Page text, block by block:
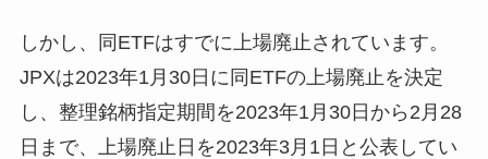
しかし、同ETFはすでに上場廃止されています。
JPXは2023年1月30日に同ETFの上場廃止を決定
し、整理銘柄指定期間を2023年1月30日から2月28
日まで、上場廃止日を2023年3月1日と公表してい